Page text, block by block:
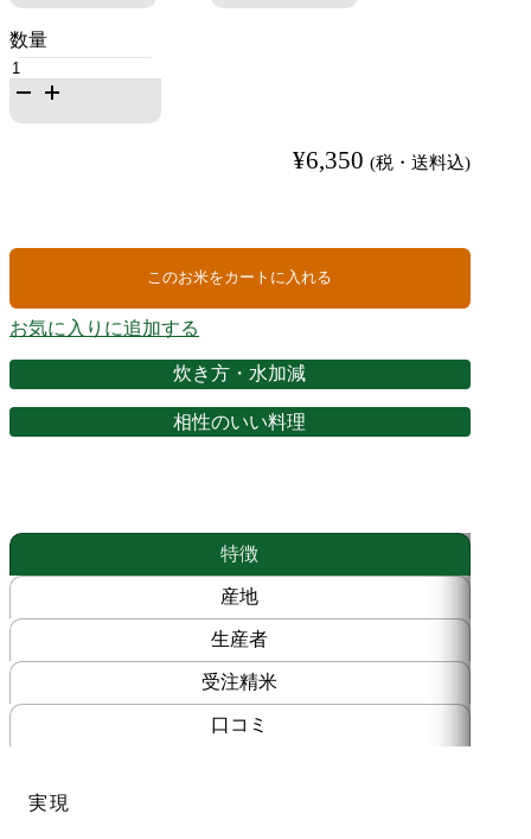
¥6,350 (税・送料込)
鰻
重
米
ン
ド・
最
上
（も
が
和
年
サ
シ
このお米をカートに入れる
お気に入りに追加する
炊き方・水加減
相性のいい料理
特徴
産地
生産者
受注精米
口コミ
実現